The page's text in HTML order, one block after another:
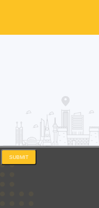
SUBMIT